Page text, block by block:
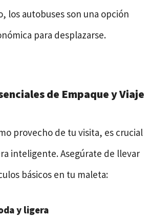
los autobuses son una opción
para desplazarse.
de Empaque y Viaje
provecho de tu visita, es crucial
inteligente. Asegúrate de llevar
básicos en tu maleta:
y ligera